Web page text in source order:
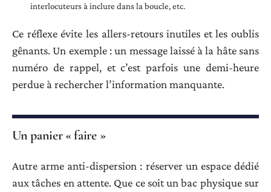
interlocuteurs à inclure dans la boucle, etc.
Ce réflexe évite les allers-retours inutiles et les oublis
gênants. Un exemple : un message laissé à la hâte sans
numéro de rappel, et c’est parfois une demi-heure
perdue à rechercher l’information manquante.
Un panier « faire »
Autre arme anti-dispersion : réserver un espace dédié
aux tâches en attente. Que ce soit un bac physique sur